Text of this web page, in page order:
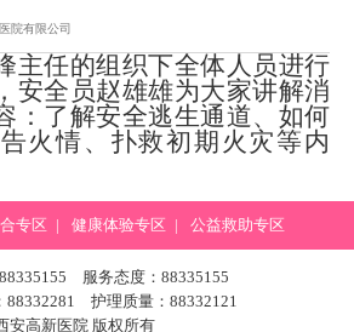
院有限公司
主任的组织下全体人员进行
安全员赵雄雄为大家讲解消
：了解安全逃生通道、如何
火情、扑救初期火灾等内
专区 | 健康体验专区 | 公益救助专区
服务态度：88335155
88332281 护理质量：88332121
安高新医院 版权所有